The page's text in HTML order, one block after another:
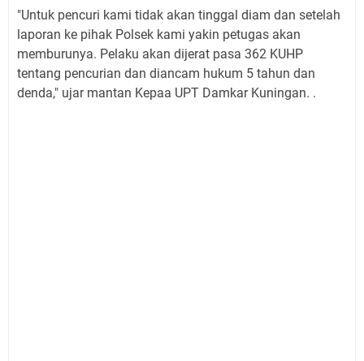
"Untuk pencuri kami tidak akan tinggal diam dan setelah
laporan ke pihak Polsek kami yakin petugas akan
memburunya. Pelaku akan dijerat pasa 362 KUHP
tentang pencurian dan diancam hukum 5 tahun dan
denda," ujar mantan Kepaa UPT Damkar Kuningan. .